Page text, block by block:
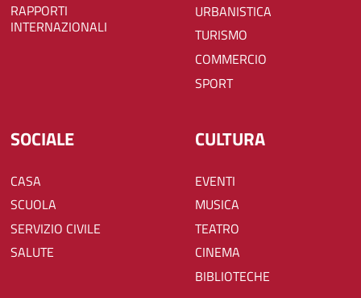
RAPPORTI
INTERNAZIONALI
URBANISTICA
TURISMO
COMMERCIO
SPORT
SOCIALE
CASA
SCUOLA
SERVIZIO CIVILE
SALUTE
CULTURA
EVENTI
MUSICA
TEATRO
CINEMA
BIBLIOTECHE